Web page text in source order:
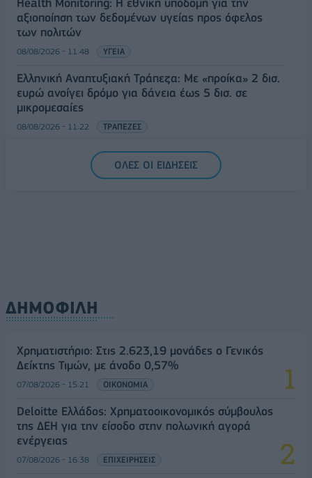
αξιοποίηση των δεδομένων υγείας προς όφελος
των πολιτών
08/08/2026 - 11:48 ΥΓΕΙΑ
Ελληνική Αναπτυξιακή Τράπεζα: Με «προίκα» 2 δισ.
ευρώ ανοίγει δρόμο για δάνεια έως 5 δισ. σε
μικρομεσαίες
08/08/2026 - 11:22 ΤΡΑΠΕΖΕΣ
5G παντού, 6G στον ορίζοντα: Πού βρίσκεται η
Ελλάδα στη μεγάλη τεχνολογική μετάβαση
ΟΛΕΣ ΟΙ ΕΙΔΗΣΕΙΣ
ΔΗΜΟΦΙΛΗ
Χρηματιστήριο: Στις 2.623,19 μονάδες ο Γενικός
Δείκτης Τιμών, με άνοδο 0,57%
07/08/2026 - 15:21 ΟΙΚΟΝΟΜΙΑ
Deloitte Ελλάδος: Χρηματοοικονομικός σύμβουλος
της ΔΕΗ για την είσοδο στην πολωνική αγορά
ενέργειας
07/08/2026 - 16:38 ΕΠΙΧΕΙΡΗΣΕΙΣ